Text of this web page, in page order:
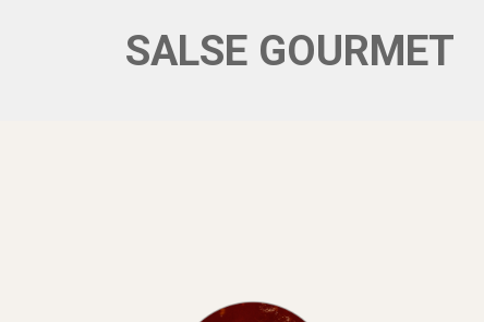
SALSE GOURMET